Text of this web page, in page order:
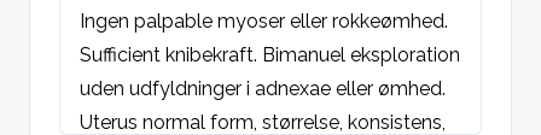
Ingen palpable myoser eller rokkeømhed.
Sufficient knibekraft. Bimanuel eksploration
uden udfyldninger i adnexae eller ømhed.
Uterus normal form, størrelse, konsistens,